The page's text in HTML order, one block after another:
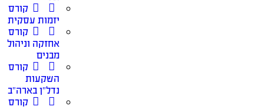
קורס
יזמות עסקית
קורס
אחזקה וניהול
מבנים
קורס
השקעות
נדל״ן בארה״ב
קורס